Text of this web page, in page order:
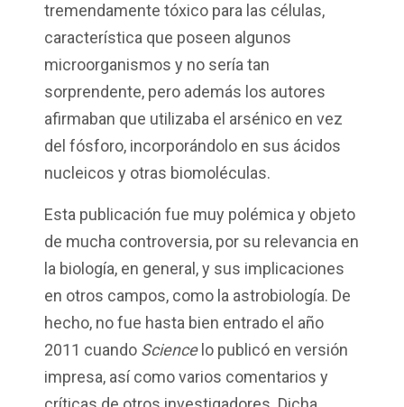
tremendamente tóxico para las células,
característica que poseen algunos
microorganismos y no sería tan
sorprendente, pero además los autores
afirmaban que utilizaba el arsénico en vez
del fósforo, incorporándolo en sus ácidos
nucleicos y otras biomoléculas.
Esta publicación fue muy polémica y objeto
de mucha controversia, por su relevancia en
la biología, en general, y sus implicaciones
en otros campos, como la astrobiología. De
hecho, no fue hasta bien entrado el año
2011 cuando Sciencelo publicó en versión
impresa, así como varios comentarios y